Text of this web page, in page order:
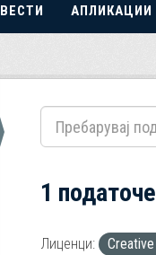
ВЕСТИ АПЛИКАЦИИ
1
Лиценци: